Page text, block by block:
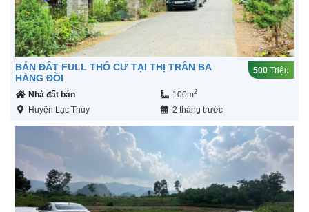
BÁN ĐẤT FULL THỔ CƯ TẠI THỊ TRẤN BA
HÀNG ĐỒI
500 Triệu
Nhà đất bán 100m2
Huyện Lạc Thủy 2 tháng trước